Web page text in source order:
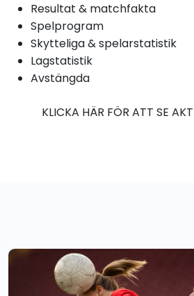
Resultat & matchfakta
Spelprogram
Skytteliga & spelarstatistik
Lagstatistik
Avstängda
KLICKA HÄR FÖR ATT SE